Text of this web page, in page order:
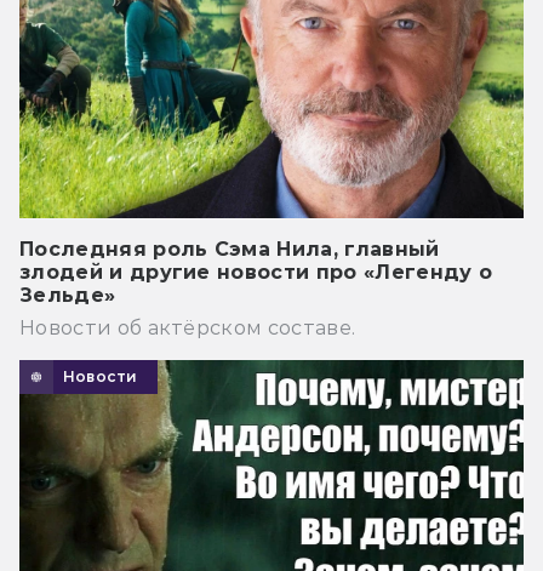
Последняя роль Сэма Нила, главный
злодей и другие новости про «Легенду о
Зельде»
Новости об актёрском составе.
Новости